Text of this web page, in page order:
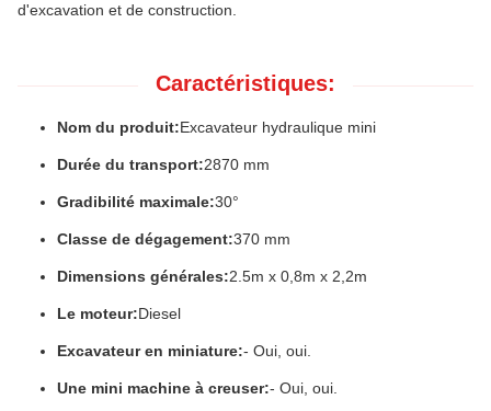
d'excavation et de construction.
Caractéristiques:
Nom du produit:Excavateur hydraulique mini
Durée du transport:2870 mm
Gradibilité maximale:30°
Classe de dégagement:370 mm
Dimensions générales:2.5m x 0,8m x 2,2m
Le moteur:Diesel
Excavateur en miniature:- Oui, oui.
Une mini machine à creuser:- Oui, oui.